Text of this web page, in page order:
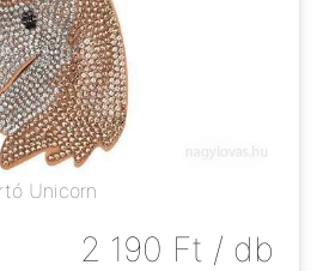
Unicorn
2 190 Ft / db